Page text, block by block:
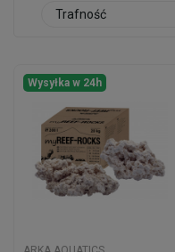
Trafność
Wysyłka w 24h